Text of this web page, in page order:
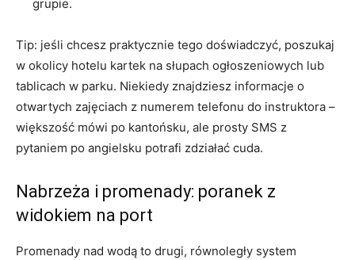
grupie.
Tip: jeśli chcesz praktycznie tego doświadczyć, poszukaj
w okolicy hotelu kartek na słupach ogłoszeniowych lub
tablicach w parku. Niekiedy znajdziesz informacje o
otwartych zajęciach z numerem telefonu do instruktora –
większość mówi po kantońsku, ale prosty SMS z
pytaniem po angielsku potrafi zdziałać cuda.
Nabrzeża i promenady: poranek z
widokiem na port
Promenady nad wodą to drugi, równoległy system